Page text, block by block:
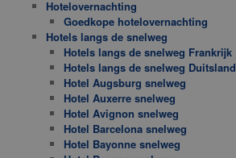
Hotelovernachting
Goedkope hotelovernachting
Hotels langs de snelweg
Hotels langs de snelweg Frankrijk
Hotels langs de snelweg Duitsland
Hotel Augsburg snelweg
Hotel Auxerre snelweg
Hotel Avignon snelweg
Hotel Barcelona snelweg
Hotel Bayonne snelweg